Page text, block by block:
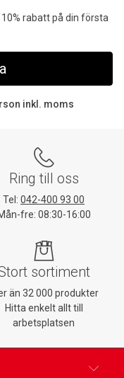
rabatt på din första
inkl. moms
Ring till oss
Tel: 042-400 93 00
fre: 08:30-16:00
sortiment
än 32 000 produkter
Hitta enkelt allt till
arbetsplatsen